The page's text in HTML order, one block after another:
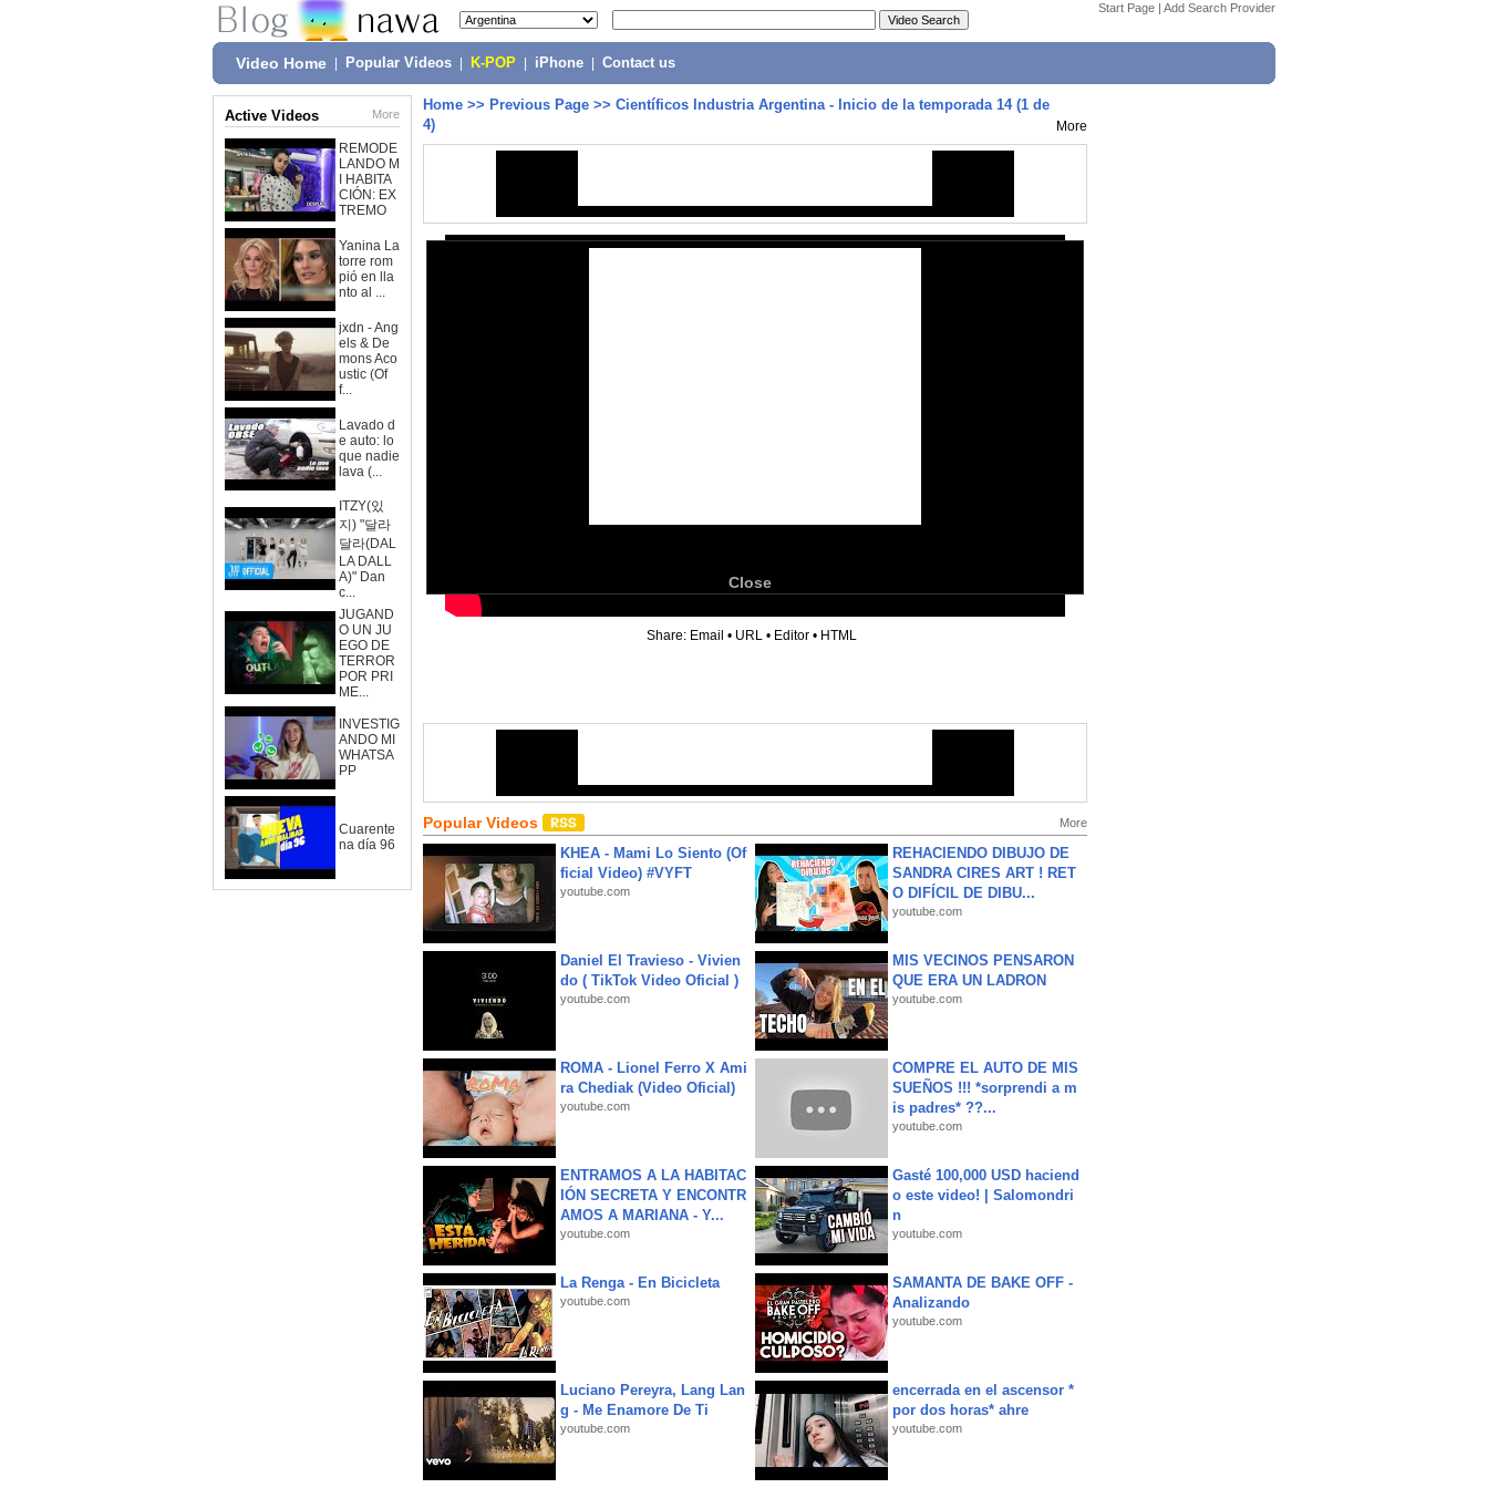
Start Page | Add Search Provider
Video Home Popular Videos K-POP iPhone Contact us
Active Videos More
REMODE
LANDO M
I HABITA
CIÓN: EX
TREMO
Yanina La
torre rom
pió en lla
nto al ...
jxdn - Ang
els & De
mons Aco
ustic (Of
f...
Lavado d
e auto: lo
que nadie
lava (...
ITZY(있
지) "달라
달라(DAL
LA DALL
A)" Dan
c...
JUGAND
O UN JU
EGO DE
TERROR
POR PRI
ME...
INVESTIG
ANDO MI
WHATSA
PP
Cuarente
na día 96
Home >> Previous Page >> Científicos Industria Argentina - Inicio de la temporada 14 (1 de
4)
More
Close
Share: Email • URL • Editor • HTML
Popular Videos More
KHEA - Mami Lo Siento (Of
ficial Video) #VYFT
youtube.com
REHACIENDO DIBUJO DE
SANDRA CIRES ART ! RET
O DIFÍCIL DE DIBU...
youtube.com
Daniel El Travieso - Vivien
do ( TikTok Video Oficial )
youtube.com
MIS VECINOS PENSARON
QUE ERA UN LADRON
youtube.com
ROMA - Lionel Ferro X Ami
ra Chediak (Video Oficial)
youtube.com
COMPRE EL AUTO DE MIS
SUEÑOS !!! *sorprendi a m
is padres* ??...
youtube.com
ENTRAMOS A LA HABITAC
IÓN SECRETA Y ENCONTR
AMOS A MARIANA - Y...
youtube.com
Gasté 100,000 USD haciend
o este video! | Salomondri
n
youtube.com
La Renga - En Bicicleta
youtube.com
SAMANTA DE BAKE OFF -
Analizando
youtube.com
Luciano Pereyra, Lang Lan
g - Me Enamore De Ti
youtube.com
encerrada en el ascensor *
por dos horas* ahre
youtube.com